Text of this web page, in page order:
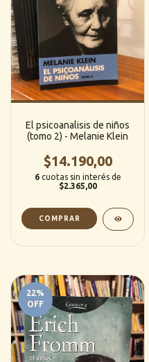
El psicoanalisis de niños
(tomo 2) - Melanie Klein
$14.190,00
6 cuotas sin interés de
$2.365,00
22%
OFF